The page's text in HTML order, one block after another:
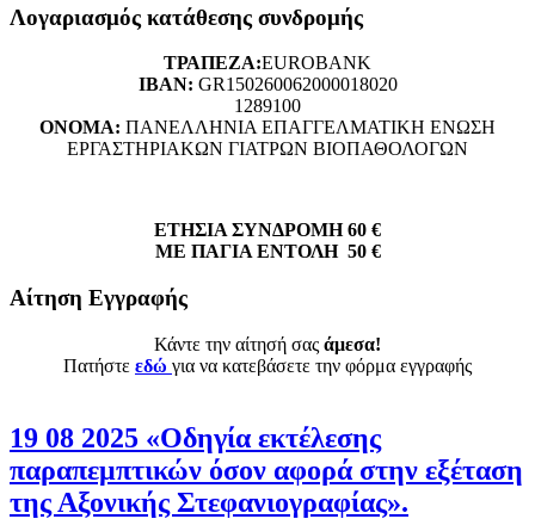
Λογαριασμός κατάθεσης συνδρομής
ΤΡΑΠΕΖΑ:EUROBANK
ΙΒΑΝ: GR150260062000018020
1289100
ΟΝΟΜΑ: ΠΑΝΕΛΛΗΝΙΑ ΕΠΑΓΓΕΛΜΑΤΙΚΗ ΕΝΩΣΗ
ΕΡΓΑΣΤΗΡΙΑΚΩΝ ΓΙΑΤΡΩΝ ΒΙΟΠΑΘΟΛΟΓΩΝ
ΕΤΗΣΙΑ ΣΥΝΔΡΟΜΗ 60 €
ΜΕ ΠΑΓΙΑ ΕΝΤΟΛΗ 50 €
Αίτηση Εγγραφής
Κάντε την αίτησή σας άμεσα!
Πατήστε εδώ για να κατεβάσετε την φόρμα εγγραφής
19 08 2025 «Οδηγία εκτέλεσης
παραπεμπτικών όσον αφορά στην εξέταση
της Αξονικής Στεφανιογραφίας».